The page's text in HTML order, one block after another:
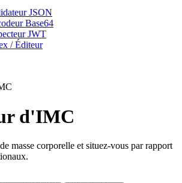
JSON
Base64
JWT
/ Éditeur
d'IMC
masse corporelle et situez-vous par rapport